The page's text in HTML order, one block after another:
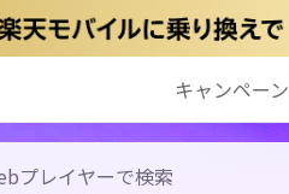
キャンペーン